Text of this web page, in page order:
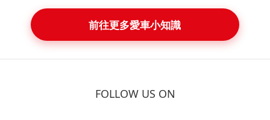
前往更多愛車小知識
FOLLOW US ON